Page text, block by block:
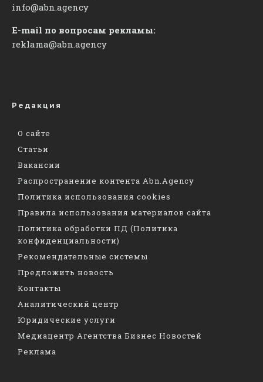
info@abn.agency
E-mail по вопросам рекламы:
reklama@abn.agency
Редакция
О сайте
Статьи
Вакансии
Распространение контента Abn.Agency
Политика использования cookies
Правила использования материалов сайта
Политика обработки ПД (Политика
конфиденциальности)
Рекомендательные системы
Предложить новость
Контакты
Аналитический центр
Юридические услуги
Медиацентр Агентства Бизнес Новостей
Реклама